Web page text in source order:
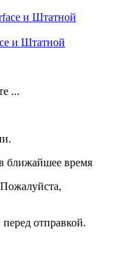
и Штатной
...
ближайшее время
отправкой.